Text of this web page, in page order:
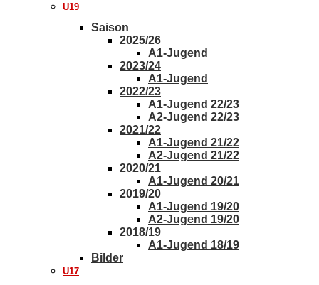
U19
Saison
2025/26
A1-Jugend
2023/24
A1-Jugend
2022/23
A1-Jugend 22/23
A2-Jugend 22/23
2021/22
A1-Jugend 21/22
A2-Jugend 21/22
2020/21
A1-Jugend 20/21
2019/20
A1-Jugend 19/20
A2-Jugend 19/20
2018/19
A1-Jugend 18/19
Bilder
U17